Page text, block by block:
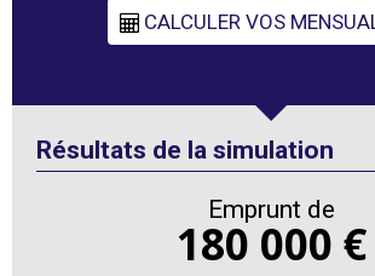
Résultats de la simulation
Emprunt de
180 000 €